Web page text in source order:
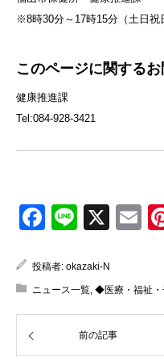
※8時30分～17時15分（土日祝
このページに関する
健康推進課
Tel:084-928-3421
Facebook
Line
X
投稿者: okazaki-N
ニュース一覧, ◆医療・福祉・
前の記事